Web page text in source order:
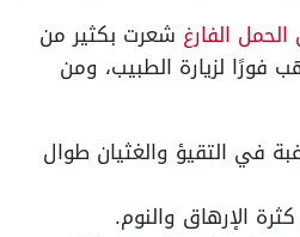
الفارغ شعرت بكثير من
فورًا لزيارة الطبيب، ومن
في التقيؤ والغثيان طوال
الإرهاق والنوم.